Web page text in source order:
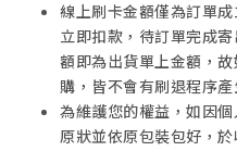
線上刷卡金額僅為訂單
立即扣款，待訂單完成
額即為出貨單上金額，
購，皆不會有刷退程序產
為維護您的權益，如因
原狀並依原包裝包好，